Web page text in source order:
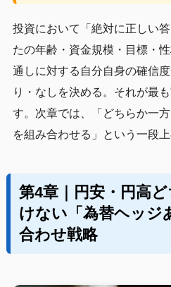
投資において「絶対に正しい
たの年齢・資金規模・目標・
通しに対する自分自身の確信
り・なしを決める。それが最
す。次章では、「どちらか一
を組み合わせる」という一段
第4章｜円安・円高
けない「為替ヘッジ
合わせ戦略